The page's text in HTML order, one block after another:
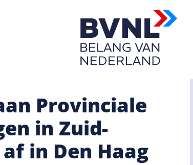
Provinciale
in Zuid-
in Den Haag